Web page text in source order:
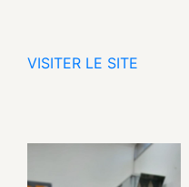
VISITER LE SITE